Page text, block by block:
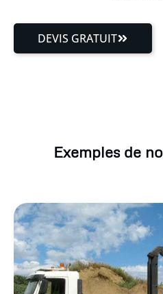
DEVIS GRATUIT
Exemples de